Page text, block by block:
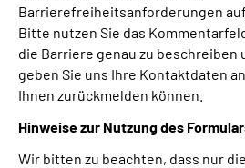
Suche
Leichte Sprache
Gebärdensprache
Barrierefreiheitsanforderungen
Bitte nutzen Sie das
die Barriere genau zu beschreiben
geben Sie uns Ihre Kontaktdaten
Ihnen zurückmelden können.
Hinweise zur Nutzung des
Wir bitten zu beachten, dass nur